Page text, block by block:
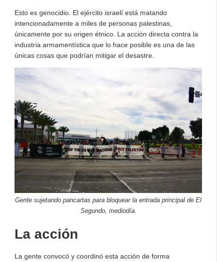
Esto es genocidio. El ejército israelí está matando
intencionadamente a miles de personas palestinas,
únicamente por su origen étnico. La acción directa contra la
industria armamentística que lo hace posible es una de las
únicas cosas que podrían mitigar el desastre.
Gente sujetando pancartas para bloquear la entrada principal de El
Segundo, mediodía.
La acción
La gente convocó y coordinó esta acción de forma